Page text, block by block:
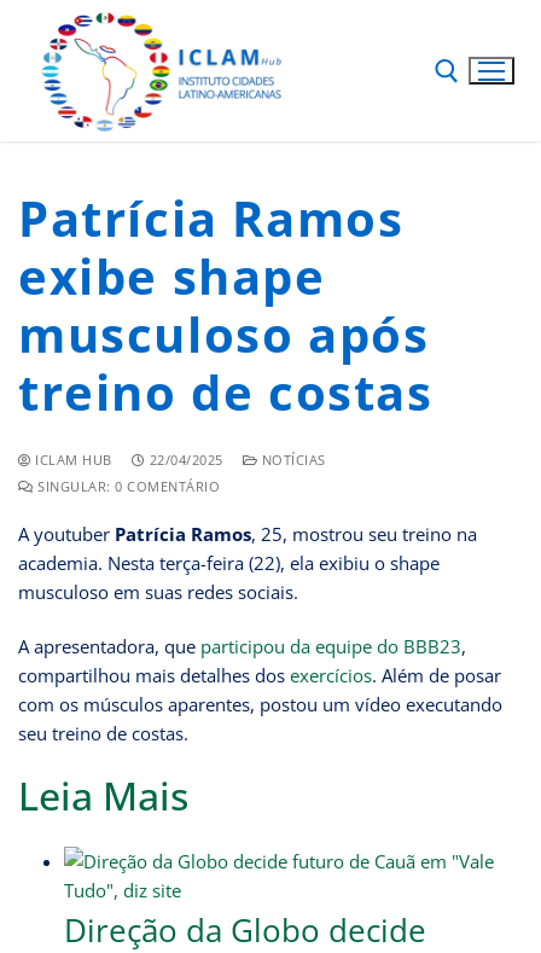
Patrícia Ramos
exibe shape
musculoso após
treino de costas
ICLAM HUB 22/04/2025
NOTÍCIAS
SINGULAR: 0 COMENTÁRIO
A youtuber Patrícia Ramos, 25, mostrou seu treino na
academia. Nesta terça-feira (22), ela exibiu o shape
musculoso em suas redes sociais.
A apresentadora, que participou da equipe do BBB23,
compartilhou mais detalhes dos exercícios. Além de posar
com os músculos aparentes, postou um vídeo executando
seu treino de costas.
Leia Mais
Direção da Globo decide